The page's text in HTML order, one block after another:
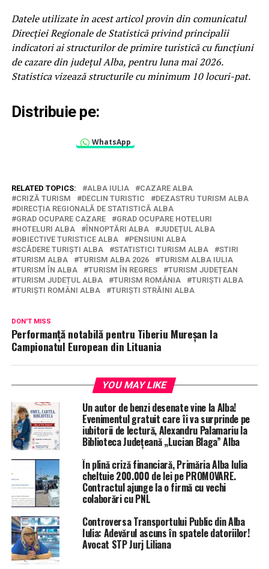
Datele utilizate în acest articol provin din comunicatul
Direcției Regionale de Statistică privind principalii
indicatori ai structurilor de primire turistică cu funcțiuni
de cazare din județul Alba, pentru luna mai 2026.
Statistica vizează structurile cu minimum 10 locuri-pat.
Distribuie pe:
WhatsApp
RELATED TOPICS: ALBA IULIA
CAZARE ALBA
CRIZĂ TURISM
DECLIN TURISTIC
DEZASTRU TURISM ALBA
DIRECȚIA REGIONALĂ DE STATISTICĂ ALBA
GRAD OCUPARE CAZARE
GRAD OCUPARE HOTELURI
HOTELURI ALBA
ÎNNOPTĂRI ALBA
JUDEȚUL ALBA
OBIECTIVE TURISTICE ALBA
PENSIUNI ALBA
SCĂDERE TURIȘTI ALBA
STATISTICI TURISM ALBA
STIRI
TURISM ALBA
TURISM ALBA 2026
TURISM ALBA IULIA
TURISM ÎN ALBA
TURISM ÎN REGRES
TURISM JUDEȚEAN
TURISM JUDEȚUL ALBA
TURISM ROMÂNIA
TURIȘTI ALBA
TURIȘTI ROMÂNI ALBA
TURIȘTI STRĂINI ALBA
DON'T MISS
Performanță notabilă pentru Tiberiu Mureșan la
Campionatul European din Lituania
YOU MAY LIKE
Un autor de benzi desenate vine la Alba!
Evenimentul gratuit care îi va surprinde pe
iubitorii de lectură, Alexandru Palamariu la
Biblioteca Județeană „Lucian Blaga” Alba
În plină criză financiară, Primăria Alba Iulia
cheltuie 200.000 de lei pe PROMOVARE.
Contractul ajunge la o firmă cu vechi
colaborări cu PNL
Controversa Transportului Public din Alba
Iulia: Adevărul ascuns în spatele datoriilor!
Avocat STP Jurj Liliana